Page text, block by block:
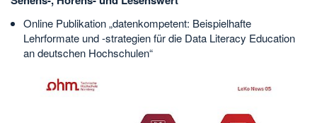
Online Publikation „datenkompetent: Beispielhafte
Lehrformate und -strategien für die Data Literacy Education
an deutschen Hochschulen“